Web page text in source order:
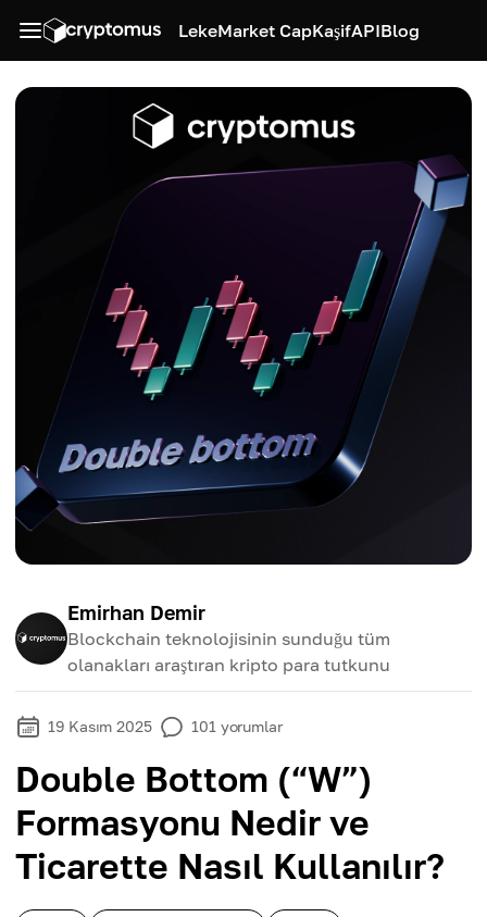
LekeMarket CapKaşifAPIBlog
Emirhan Demir
Blockchain teknolojisinin sunduğu tüm
olanakları araştıran kripto para tutkunu
19 Kasım 2025 101 yorumlar
Double Bottom (“W”)
Formasyonu Nedir ve
Ticarette Nasıl Kullanılır?